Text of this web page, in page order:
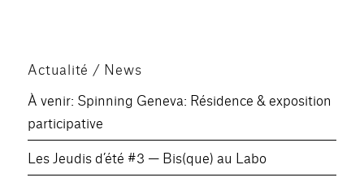
Actualité / News
À venir: Spinning Geneva: Résidence & exposition
participative
Les Jeudis d’été #3 — Bis(que) au Labo